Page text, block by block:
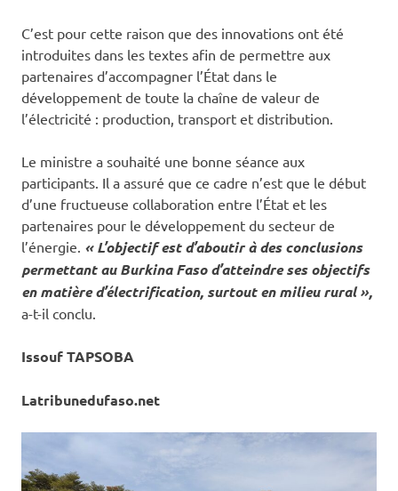
C’est pour cette raison que des innovations ont été
introduites dans les textes afin de permettre aux
partenaires d’accompagner l’État dans le
développement de toute la chaîne de valeur de
l’électricité : production, transport et distribution.
Le ministre a souhaité une bonne séance aux
participants. Il a assuré que ce cadre n’est que le début
d’une fructueuse collaboration entre l’État et les
partenaires pour le développement du secteur de
l’énergie. « L’objectif est d’aboutir à des conclusions
permettant au Burkina Faso d’atteindre ses objectifs
en matière d’électrification, surtout en milieu rural »,
a-t-il conclu.
Issouf TAPSOBA
Latribunedufaso.net